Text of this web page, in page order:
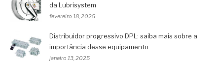
da Lubrisystem
fevereiro 18, 2025
Distribuidor progressivo DPL: saiba mais sobre a
importância desse equipamento
janeiro 13, 2025